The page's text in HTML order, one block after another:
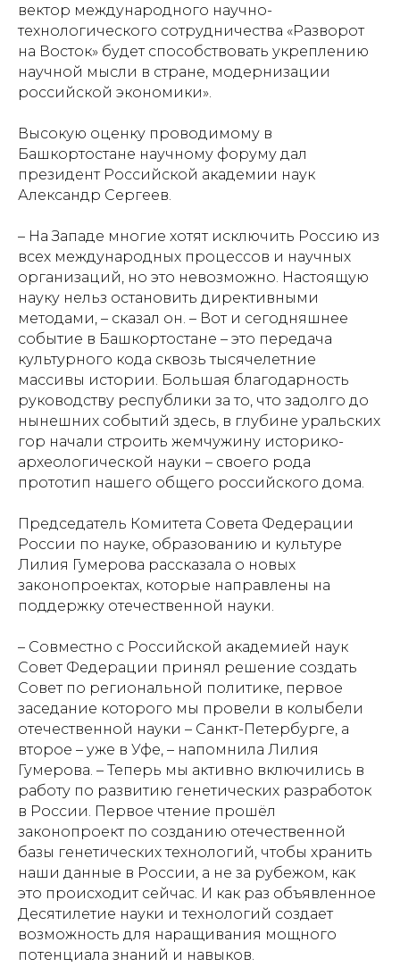
вектор международного научно-
технологического сотрудничества «Разворот
на Восток» будет способствовать укреплению
научной мысли в стране, модернизации
российской экономики».
Высокую оценку проводимому в
Башкортостане научному форуму дал
президент Российской академии наук
Александр Сергеев.
– На Западе многие хотят исключить Россию из
всех международных процессов и научных
организаций, но это невозможно. Настоящую
науку нельз остановить директивными
методами, – сказал он. – Вот и сегодняшнее
событие в Башкортостане – это передача
культурного кода сквозь тысячелетние
массивы истории. Большая благодарность
руководству республики за то, что задолго до
нынешних событий здесь, в глубине уральских
гор начали строить жемчужину историко-
археологической науки – своего рода
прототип нашего общего российского дома.
Председатель Комитета Совета Федерации
России по науке, образованию и культуре
Лилия Гумерова рассказала о новых
законопроектах, которые направлены на
поддержку отечественной науки.
– Совместно с Российской академией наук
Совет Федерации принял решение создать
Совет по региональной политике, первое
заседание которого мы провели в колыбели
отечественной науки – Санкт-Петербурге, а
второе – уже в Уфе, – напомнила Лилия
Гумерова. – Теперь мы активно включились в
работу по развитию генетических разработок
в России. Первое чтение прошёл
законопроект по созданию отечественной
базы генетических технологий, чтобы хранить
наши данные в России, а не за рубежом, как
это происходит сейчас. И как раз объявленное
Десятилетие науки и технологий создает
возможность для наращивания мощного
потенциала знаний и навыков.